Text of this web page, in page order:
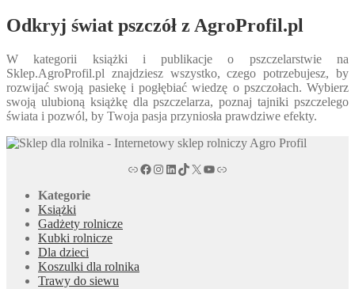
Odkryj świat pszczół z AgroProfil.pl
W kategorii książki i publikacje o pszczelarstwie na
Sklep.AgroProfil.pl znajdziesz wszystko, czego potrzebujesz, by
rozwijać swoją pasiekę i pogłębiać wiedzę o pszczołach. Wybierz
swoją ulubioną książkę dla pszczelarza, poznaj tajniki pszczelego
świata i pozwól, by Twoja pasja przyniosła prawdziwe efekty.
agroprofil.pl
Facebook magazyn rolniczy Agro Profilmagazyn rolniczy Agro Profil na portalu Instagram
magazyn rolniczy Agro Profil w serwisie LinkedIn
magazyn rolniczy Agro Profil w serwisie TikTok
X Kanał tv magazynu rolniczego Agro Profil na YouTub
Link
Kategorie
Książki
Gadżety rolnicze
Kubki rolnicze
Dla dzieci
Koszulki dla rolnika
Trawy do siewu